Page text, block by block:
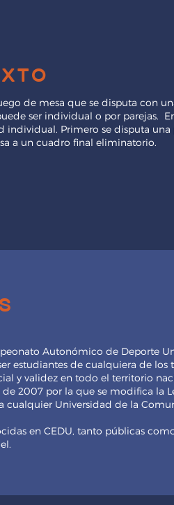
de mesa que se disputa con
ser individual o por parejas.
individual. Primero se disputa una
a un cuadro final eliminatorio.
Autonómico de Deporte
estudiantes de cualquiera de los
y validez en todo el territorio
2007 por la que se modifica la
cualquier Universidad de la
en CEDU, tanto públicas